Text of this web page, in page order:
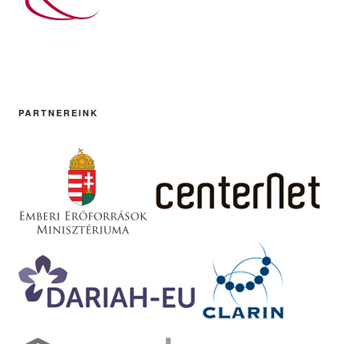
PARTNEREINK